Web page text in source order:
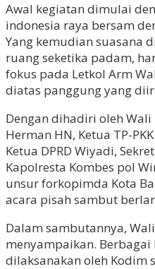
Awal kegiatan dimulai
indonesia raya bersam
Yang kemudian suasana
ruang seketika padam,
fokus pada Letkol Arm
diatas panggung yang
Dengan dihadiri oleh
Herman HN, Ketua TP-
Ketua DPRD Wiyadi,
Kapolresta Kombes pol
unsur forkopimda Kota
acara pisah sambut
Dalam sambutannya,
menyampaikan.
dilaksanakan oleh Kodim